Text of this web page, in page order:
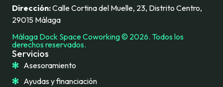
Servicios
Asesoramiento
Ayudas y financiación
Dirección:Calle Cortina del Muelle, 23, Distrito Centro,
29015 Málaga
Málaga Dock Space Coworking © 2026. Todos los
derechos reservados.